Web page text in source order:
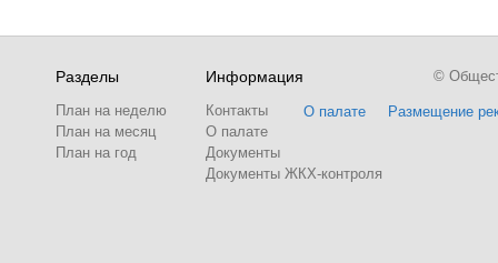
Разделы
План на неделю
План на месяц
План на год
Информация
Контакты
О палате
Документы
Документы ЖКХ-контроля
О палате Размещение
©